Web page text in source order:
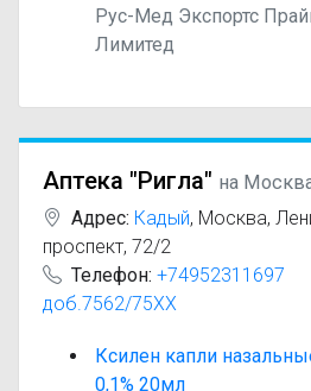
Рус-Мед Экспортс
Лимитед
Аптека "Ригла" на
Адрес: Кадый, Москва,
проспект, 72/2
Телефон: +74952311697
доб.7562/75XX
Ксилен капли
0,1% 20мл